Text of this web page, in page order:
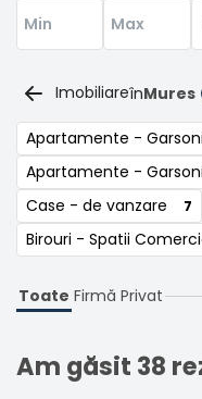
ImobiliareînMures
Apartamente -
Apartamente -
Case - de vanzare 7
Birouri - Spatii
Toate Firmă Privat
Am găsit 38